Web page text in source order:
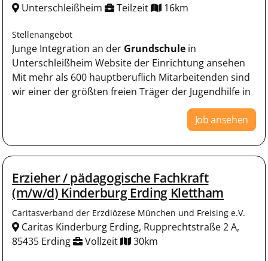
Unterschleißheim Teilzeit 16km
Stellenangebot
Junge Integration an der Grundschule in
Unterschleißheim Website der Einrichtung ansehen
Mit mehr als 600 hauptberuflich Mitarbeitenden sind
wir einer der größten freien Träger der Jugendhilfe in
Job ansehen
Erzieher / pädagogische Fachkraft
(m/w/d) Kinderburg Erding Klettham
Caritasverband der Erzdiözese München und Freising e.V.
Caritas Kinderburg Erding, Rupprechtstraße 2 A,
85435 Erding
Vollzeit 30km